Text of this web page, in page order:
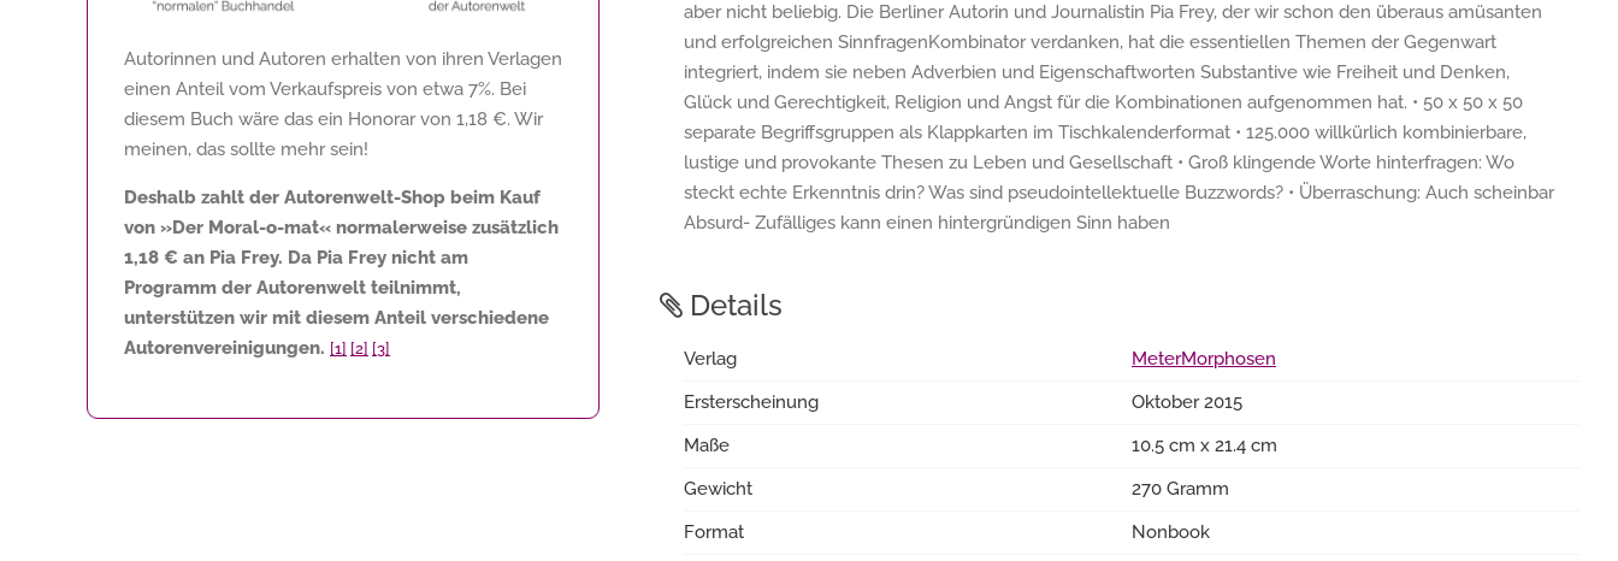
Autorinnen und Autoren erhalten von ihren Verlagen
einen Anteil vom Verkaufspreis von etwa 7%. Bei
diesem Buch wäre das ein Honorar von 1,18 €. Wir
meinen, das sollte mehr sein!
Deshalb zahlt der Autorenwelt-Shop beim Kauf
von »Der Moral-o-mat« normalerweise zusätzlich
1,18 € an Pia Frey. Da Pia Frey nicht am
Programm der Autorenwelt teilnimmt,
unterstützen wir mit diesem Anteil verschiedene
Autorenvereinigungen. [1] [2] [3]
aber nicht beliebig. Die Berliner Autorin und Journalistin Pia Frey, der wir schon den überaus amüsanten
und erfolgreichen SinnfragenKombinator verdanken, hat die essentiellen Themen der Gegenwart
integriert, indem sie neben Adverbien und Eigenschaftworten Substantive wie Freiheit und Denken,
Glück und Gerechtigkeit, Religion und Angst für die Kombinationen aufgenommen hat. • 50 x 50 x 50
separate Begriffsgruppen als Klappkarten im Tischkalenderformat • 125.000 willkürlich kombinierbare,
lustige und provokante Thesen zu Leben und Gesellschaft • Groß klingende Worte hinterfragen: Wo
steckt echte Erkenntnis drin? Was sind pseudointellektuelle Buzzwords? • Überraschung: Auch scheinbar
Absurd- Zufälliges kann einen hintergründigen Sinn haben
Details
Verlag
MeterMorphosen
Ersterscheinung
Oktober 2015
Maße
10.5 cm x 21.4 cm
Gewicht
270 Gramm
Format
Nonbook